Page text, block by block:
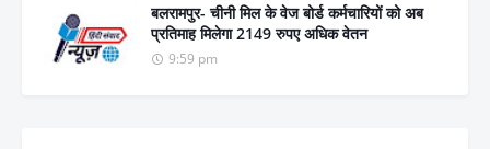
बलरामपुर- चीनी मिल के वेज बोर्ड कर्मचारियों को अब
प्रतिमाह मिलेगा 2149 रुपए अधिक वेतन
9:59 pm